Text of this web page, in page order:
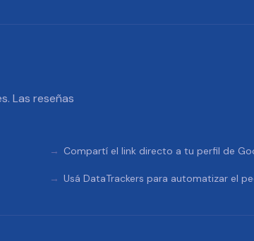
Las reseñas
Compartí el link directo a tu perfil de
Usá DataTrackers para automatizar el